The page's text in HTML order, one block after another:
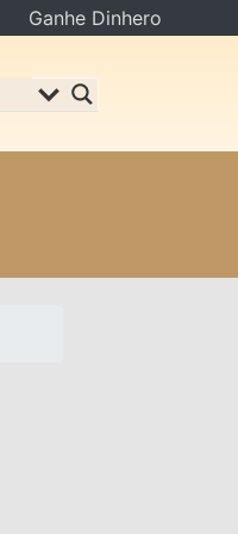
Ganhe Dinhero